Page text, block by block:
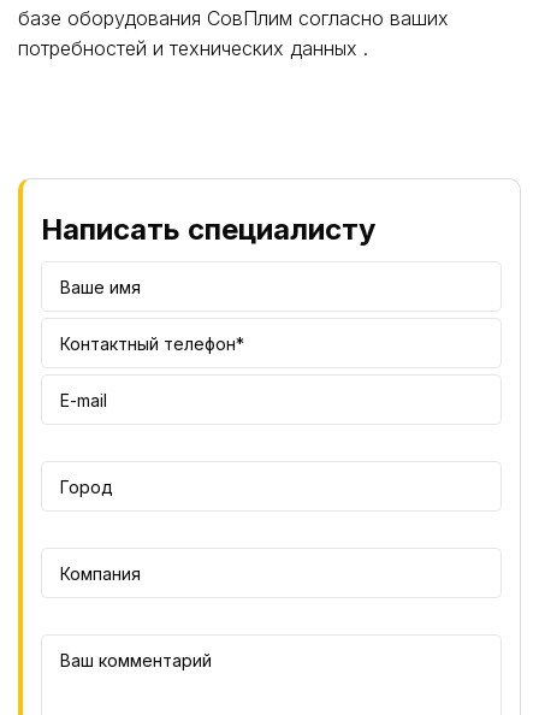
базе оборудования СовПлим согласно ваших
потребностей и технических данных .
Написать специалисту